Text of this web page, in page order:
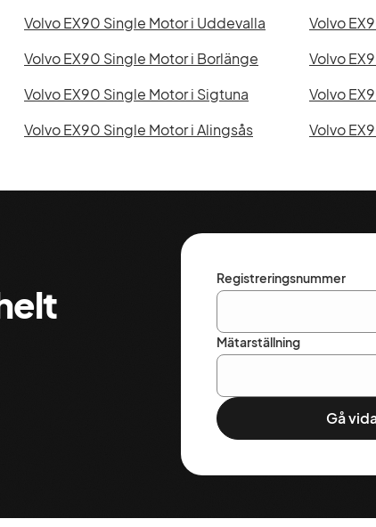
Volvo EX90 Single Motor i Uddevalla
Volvo
Volvo EX90 Single Motor i Borlänge
Volvo
Volvo EX90 Single Motor i Sigtuna
Volvo
Volvo EX90 Single Motor i Alingsås Volvo
Registreringsnummer
Mätarställning
Gå